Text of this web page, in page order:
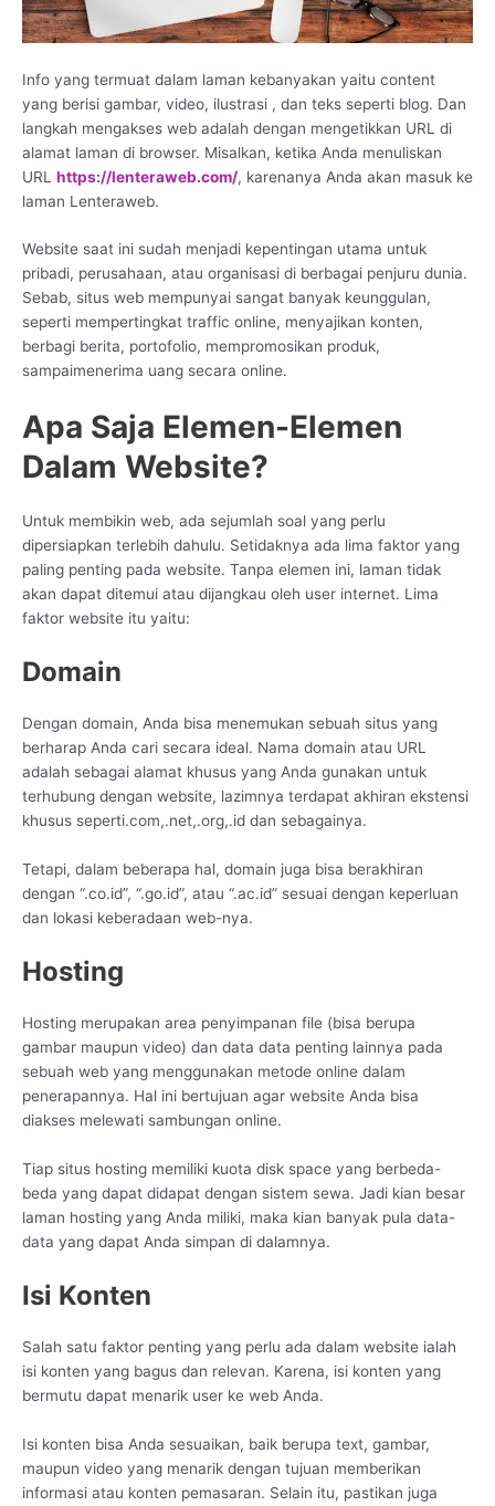
Info yang termuat dalam laman kebanyakan yaitu content
yang berisi gambar, video, ilustrasi , dan teks seperti blog. Dan
langkah mengakses web adalah dengan mengetikkan URL di
alamat laman di browser. Misalkan, ketika Anda menuliskan
URL https://lenteraweb.com/, karenanya Anda akan masuk ke
laman Lenteraweb.
Website saat ini sudah menjadi kepentingan utama untuk
pribadi, perusahaan, atau organisasi di berbagai penjuru dunia.
Sebab, situs web mempunyai sangat banyak keunggulan,
seperti mempertingkat traffic online, menyajikan konten,
berbagi berita, portofolio, mempromosikan produk,
sampaimenerima uang secara online.
Apa Saja Elemen-Elemen
Dalam Website?
Untuk membikin web, ada sejumlah soal yang perlu
dipersiapkan terlebih dahulu. Setidaknya ada lima faktor yang
paling penting pada website. Tanpa elemen ini, laman tidak
akan dapat ditemui atau dijangkau oleh user internet. Lima
faktor website itu yaitu:
Domain
Dengan domain, Anda bisa menemukan sebuah situs yang
berharap Anda cari secara ideal. Nama domain atau URL
adalah sebagai alamat khusus yang Anda gunakan untuk
terhubung dengan website, lazimnya terdapat akhiran ekstensi
khusus seperti.com,.net,.org,.id dan sebagainya.
Tetapi, dalam beberapa hal, domain juga bisa berakhiran
dengan “.co.id”, “.go.id”, atau “.ac.id” sesuai dengan keperluan
dan lokasi keberadaan web-nya.
Hosting
Hosting merupakan area penyimpanan file (bisa berupa
gambar maupun video) dan data data penting lainnya pada
sebuah web yang menggunakan metode online dalam
penerapannya. Hal ini bertujuan agar website Anda bisa
diakses melewati sambungan online.
Tiap situs hosting memiliki kuota disk space yang berbeda-
beda yang dapat didapat dengan sistem sewa. Jadi kian besar
laman hosting yang Anda miliki, maka kian banyak pula data-
data yang dapat Anda simpan di dalamnya.
Isi Konten
Salah satu faktor penting yang perlu ada dalam website ialah
isi konten yang bagus dan relevan. Karena, isi konten yang
bermutu dapat menarik user ke web Anda.
Isi konten bisa Anda sesuaikan, baik berupa text, gambar,
maupun video yang menarik dengan tujuan memberikan
informasi atau konten pemasaran. Selain itu, pastikan juga